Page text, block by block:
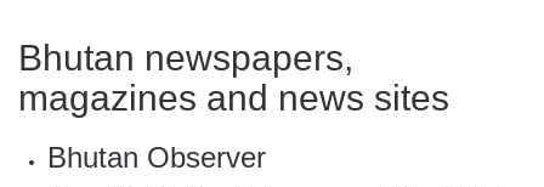
Bhutan newspapers,
magazines and news sites
Bhutan Observer